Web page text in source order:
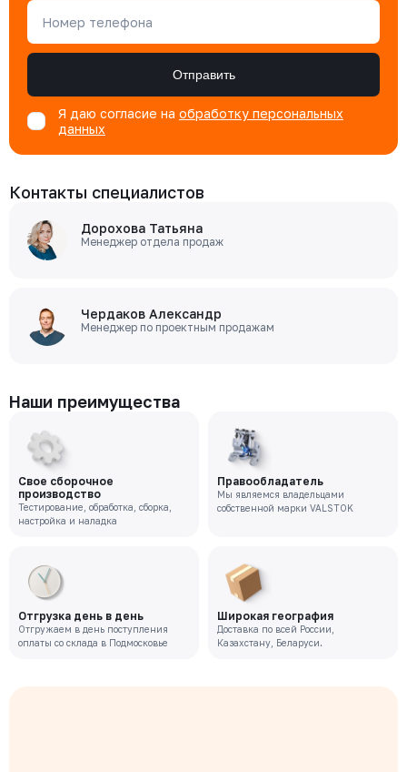
Номер телефона
Отправить
Я даю согласие на обработку персональных
данных
Контакты специалистов
Дорохова Татьяна
Менеджер отдела продаж
Чердаков Александр
Менеджер по проектным продажам
Наши преимущества
Свое сборочное
производство
Тестирование, обработка, сборка,
настройка и наладка
Правообладатель
Мы являемся владельцами
собственной марки VALSTOK
Отгрузка день в день
Отгружаем в день поступления
оплаты со склада в Подмосковье
Широкая география
Доставка по всей России,
Казахстану, Беларуси.